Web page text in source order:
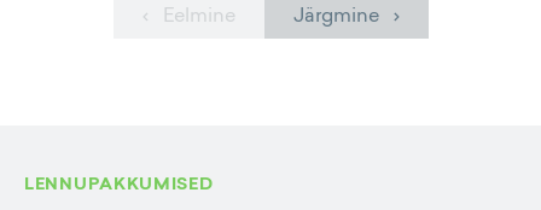
‹ Eelmine Järgmine ›
LENNUPAKKUMISED